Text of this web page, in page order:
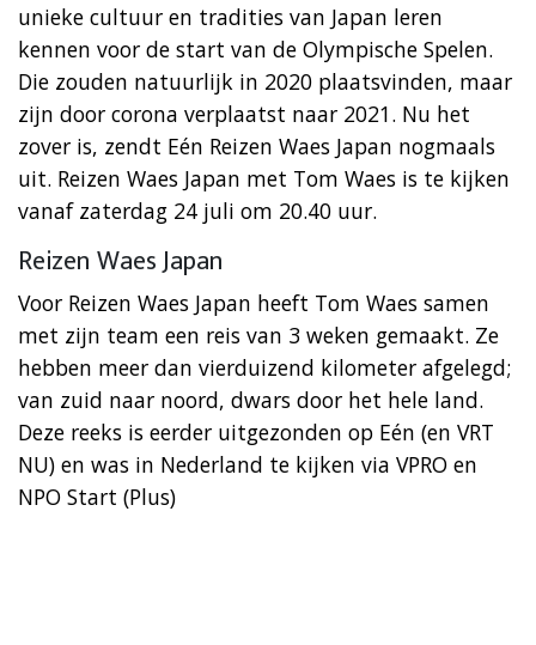
unieke cultuur en tradities van Japan leren
kennen voor de start van de Olympische Spelen.
Die zouden natuurlijk in 2020 plaatsvinden, maar
zijn door corona verplaatst naar 2021. Nu het
zover is, zendt Eén Reizen Waes Japan nogmaals
uit. Reizen Waes Japan met Tom Waes is te kijken
vanaf zaterdag 24 juli om 20.40 uur.
Reizen Waes Japan
Voor Reizen Waes Japan heeft Tom Waes samen
met zijn team een reis van 3 weken gemaakt. Ze
hebben meer dan vierduizend kilometer afgelegd;
van zuid naar noord, dwars door het hele land.
Deze reeks is eerder uitgezonden op Eén (en VRT
NU) en was in Nederland te kijken via VPRO en
NPO Start (Plus)